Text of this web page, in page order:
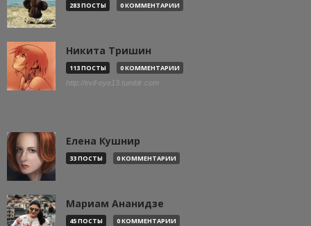
283 ПОСТЫ 0 КОММЕНТАРИИ
Никита Тришин
113 ПОСТЫ 0 КОММЕНТАРИИ
http://evil-eye13.tumblr.com
Елена Кушнир
33 ПОСТЫ 0 КОММЕНТАРИИ
Мариам Ананидзе
45 ПОСТЫ 0 КОММЕНТАРИИ